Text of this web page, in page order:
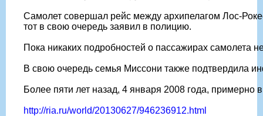
Самолет совершал рейс между архипелагом Лос-
тот в свою очередь заявил в полицию.
Пока никаких подробностей о пассажирах
В свою очередь семья Миссони также подтвердила
Более пяти лет назад, 4 января 2008 года, примерно
http://ria.ru/world/20130627/946236912.html